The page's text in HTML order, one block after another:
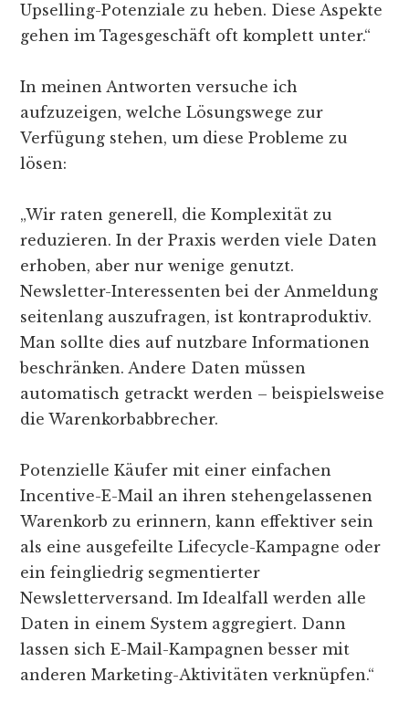
Upselling-Potenziale zu heben. Diese Aspekte
gehen im Tagesgeschäft oft komplett unter.“
In meinen Antworten versuche ich
aufzuzeigen, welche Lösungswege zur
Verfügung stehen, um diese Probleme zu
lösen:
„Wir raten generell, die Komplexität zu
reduzieren. In der Praxis werden viele Daten
erhoben, aber nur wenige genutzt.
Newsletter-Interessenten bei der Anmeldung
seitenlang auszufragen, ist kontraproduktiv.
Man sollte dies auf nutzbare Informationen
beschränken. Andere Daten müssen
automatisch getrackt werden – beispielsweise
die Warenkorbabbrecher.
Potenzielle Käufer mit einer einfachen
Incentive-E-Mail an ihren stehengelassenen
Warenkorb zu erinnern, kann effektiver sein
als eine ausgefeilte Lifecycle-Kampagne oder
ein feingliedrig segmentierter
Newsletterversand. Im Idealfall werden alle
Daten in einem System aggregiert. Dann
lassen sich E-Mail-Kampagnen besser mit
anderen Marketing-Aktivitäten verknüpfen.“